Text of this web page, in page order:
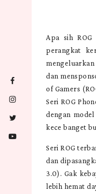
Apa sih
perangkat
dan
of Gamers
Seri ROG
dengan
kece banget
Seri ROG
dan
3.0). Gak
lebih hemat